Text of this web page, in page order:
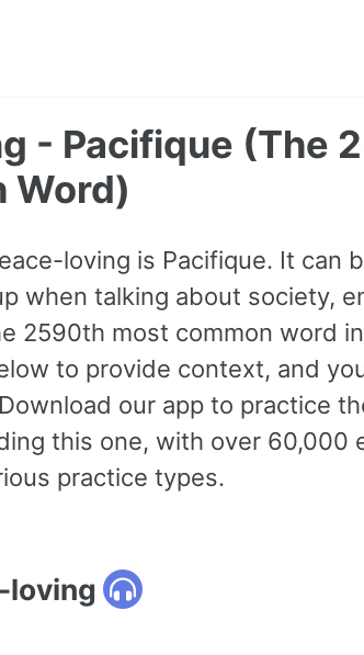
- Pacifique (The
Word)
loving is Pacifique. It can
when talking about society,
2590th most common word
to provide context, and
our app to practice
this one, with over 60,000
practice types.
loving